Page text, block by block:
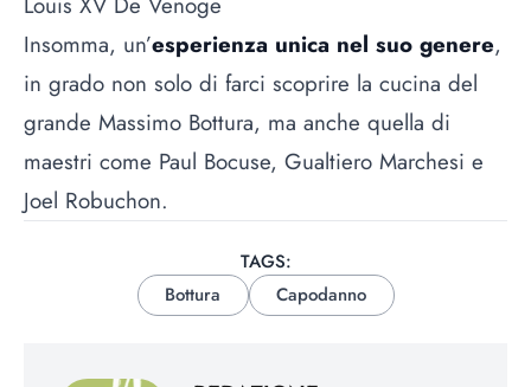
Insomma, un’esperienza unica nel suo genere,
in grado non solo di farci scoprire la cucina del
grande Massimo Bottura, ma anche quella di
maestri come Paul Bocuse, Gualtiero Marchesi e
Joel Robuchon.
TAGS:
Bottura
Capodanno